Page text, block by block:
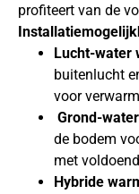
profiteert van de
Lucht-water
buitenlucht
voor
Grond-
de bodem
met
Hybride